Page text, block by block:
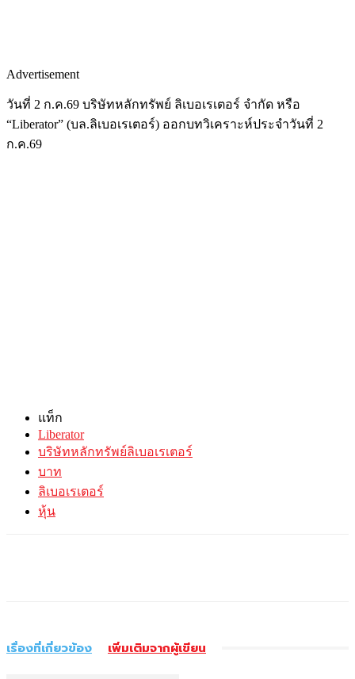
Advertisement
วันที่ 2 ก.ค.69 บริษัทหลักทรัพย์ ลิเบอเรเตอร์ จำกัด หรือ
“Liberator” (บล.ลิเบอเรเตอร์) ออกบทวิเคราะห์ประจำวันที่ 2
ก.ค.69
แท็ก
Liberator
บริษัทหลักทรัพย์ลิเบอเรเตอร์
บาท
ลิเบอเรเตอร์
หุ้น
เรื่องที่เกี่ยวข้อง เพิ่มเติมจากผู้เขียน